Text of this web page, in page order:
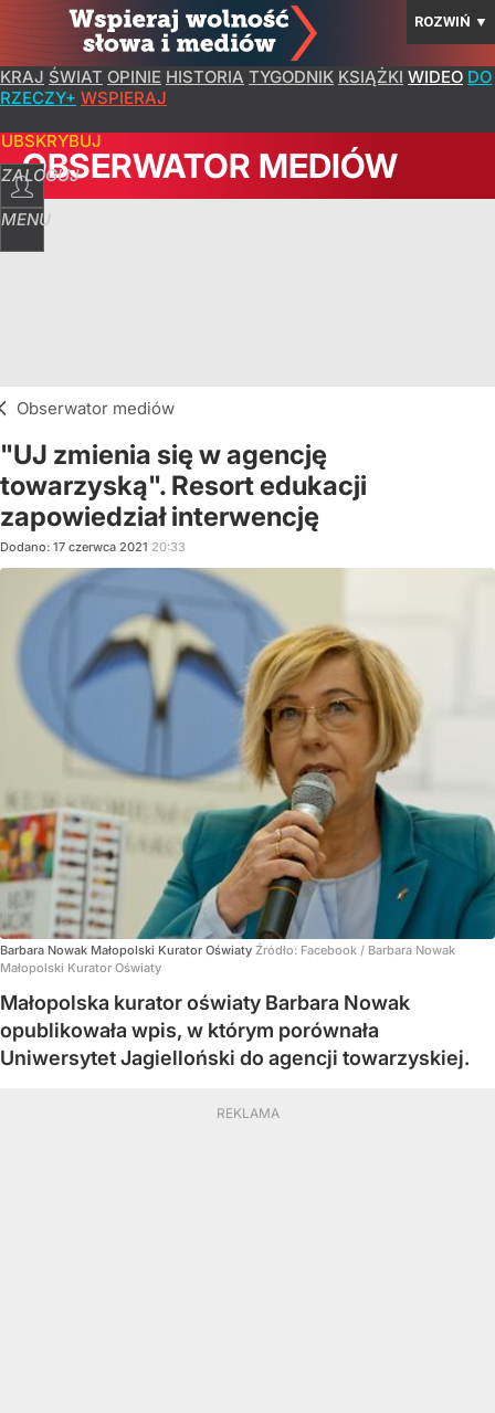
ROZWIŃ ▼
KRAJ ŚWIAT OPINIE HISTORIA TYGODNIK KSIĄŻKI WIDEO DO
RZECZY+ WSPIERAJ
ZALOGUJ
MENU
OBSERWATOR MEDIÓW
Obserwator mediów
"UJ zmienia się w agencję
towarzyską". Resort edukacji
zapowiedział interwencję
Dodano: 17 czerwca 2021 20:33
Barbara Nowak Małopolski Kurator Oświaty Źródło: Facebook / Barbara Nowak
Małopolski Kurator Oświaty
Małopolska kurator oświaty Barbara Nowak
opublikowała wpis, w którym porównała
Uniwersytet Jagielloński do agencji towarzyskiej.